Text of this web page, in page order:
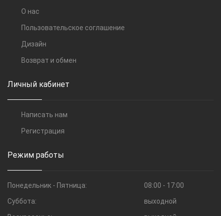
О нас
Пользовательское соглашение
Дизайн
Возврат и обмен
Личный кабинет
Написать нам
Регистрация
Режим работы
Понедельник - Пятница:
08:00 - 17:00
Суббота:
выходной